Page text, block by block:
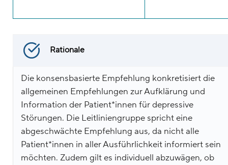
Rationale
Die konsensbasierte Empfehlung konkretisiert die
allgemeinen Empfehlungen zur Aufklärung und
Information der Patient*innen für depressive
Störungen. Die Leitliniengruppe spricht eine
abgeschwächte Empfehlung aus, da nicht alle
Patient*innen in aller Ausführlichkeit informiert sein
möchten. Zudem gilt es individuell abzuwägen, ob